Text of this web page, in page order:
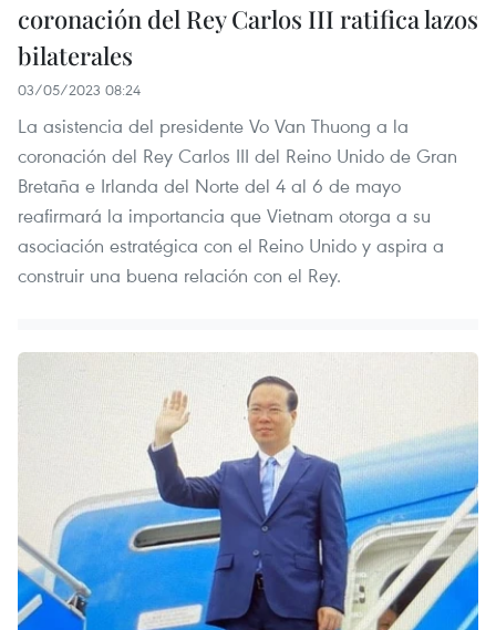
coronación del Rey Carlos III ratifica lazos
bilaterales
03/05/2023 08:24
La asistencia del presidente Vo Van Thuong a la
coronación del Rey Carlos III del Reino Unido de Gran
Bretaña e Irlanda del Norte del 4 al 6 de mayo
reafirmará la importancia que Vietnam otorga a su
asociación estratégica con el Reino Unido y aspira a
construir una buena relación con el Rey.